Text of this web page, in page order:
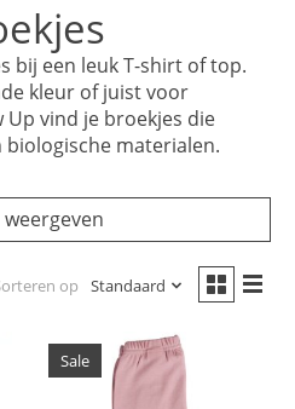
bij een leuk T-shirt of top.
kleur of juist voor
Up vind je broekjes die
biologische materialen.
op Standaard
Sale